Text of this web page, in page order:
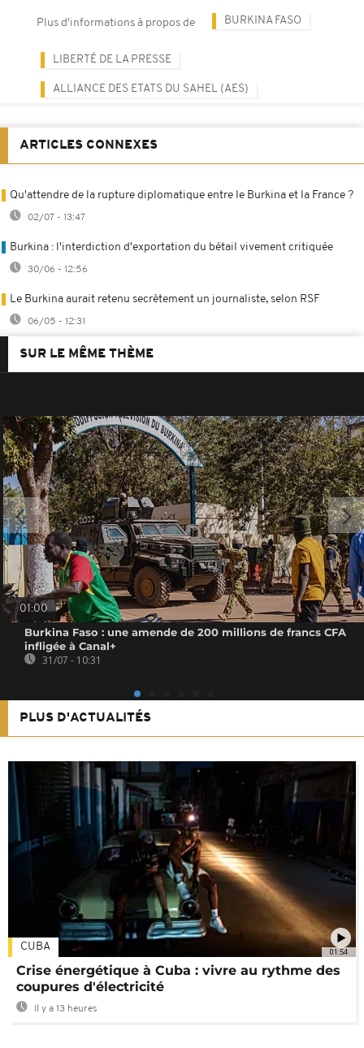
Plus d'informations à propos de BURKINA FASO
LIBERTÉ DE LA PRESSE
ALLIANCE DES ETATS DU SAHEL (AES)
ARTICLES CONNEXES
Qu'attendre de la rupture diplomatique entre le Burkina et la France ?
02/07 - 13:47
Burkina : l'interdiction d'exportation du bétail vivement critiquée
30/06 - 12:56
Le Burkina aurait retenu secrètement un journaliste, selon RSF
06/05 - 12:31
SUR LE MÊME THÈME
01:00
Burkina Faso : une amende de 200 millions de francs CFA
infligée à Canal+
31/07 - 10:31
PLUS D'ACTUALITÉS
01:54
CUBA
Crise énergétique à Cuba : vivre au rythme des
coupures d'électricité
Il y a 13 heures